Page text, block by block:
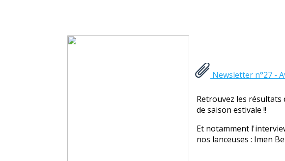
Newsletter n°27 -
Retrouvez les résultats
de saison estivale !!
Et notamment
nos lanceuses : Imen